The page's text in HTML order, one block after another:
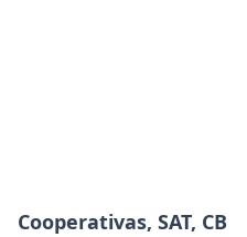
Cooperativas, SAT, CB